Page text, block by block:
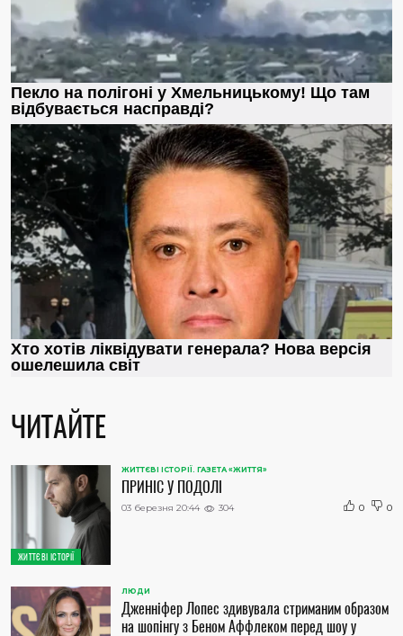
ЧИТАЙТЕ
ЖИТТЄВІ ІСТОРІЇ
ЖИТТЄВІ ІСТОРІЇ. ГАЗЕТА «ЖИТТЯ»
ПРИНІС У ПОДОЛІ
03 березня 20:44 304 0 0
ЛЮДИ
Дженніфер Лопес здивувала стриманим образом
на шопінгу з Беном Аффлеком перед шоу у